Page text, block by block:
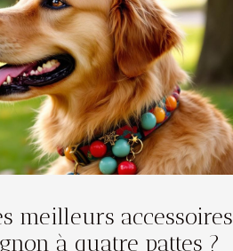
meilleurs accessoires
à quatre pattes ?